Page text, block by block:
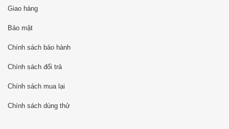
Giao hàng
Bảo mật
Chính sách bảo hành
Chính sách đổi trả
Chính sách mua lại
Chính sách dùng thử